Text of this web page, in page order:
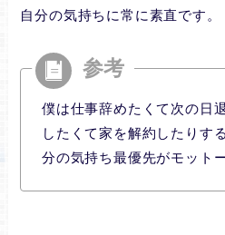
自分の気持ちに常に素直です。
僕は仕事辞めたくて次の日
したくて家を解約したりす
分の気持ち最優先がモット